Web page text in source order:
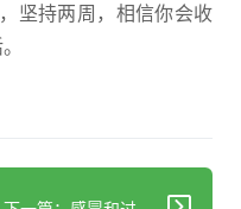
坚持两周，相信你会收